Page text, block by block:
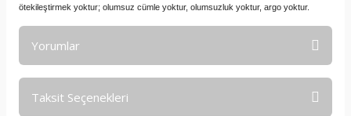
ötekileştirmek yoktur; olumsuz cümle yoktur, olumsuzluk yoktur, argo yoktur.
Yorumlar
Taksit Seçenekleri